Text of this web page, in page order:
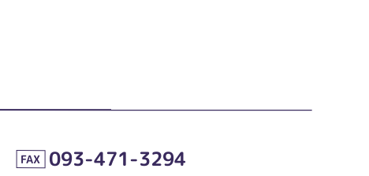
FAX 093-471-3294